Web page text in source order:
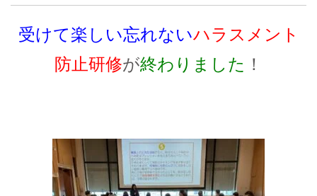
受けて楽しい忘れないハラスメント
防止研修が終わりました ！